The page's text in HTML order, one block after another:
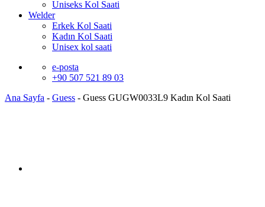
Uniseks Kol Saati
Welder
Erkek Kol Saati
Kadın Kol Saati
Unisex kol saati
e-posta
+90 507 521 89 03
Ana Sayfa - Guess - Guess GUGW0033L9 Kadın Kol Saati